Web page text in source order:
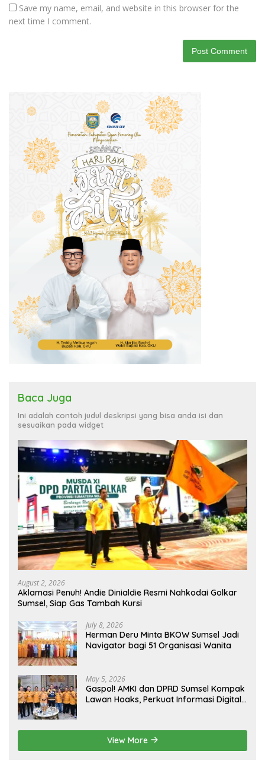
Save my name, email, and website in this browser for the
next time I comment.
Baca Juga
Ini adalah contoh judul deskripsi yang bisa anda isi dan
sesuaikan pada widget
August 2, 2026
Aklamasi Penuh! Andie Dinialdie Resmi Nahkodai Golkar
Sumsel, Siap Gas Tambah Kursi
July 8, 2026
Herman Deru Minta BKOW Sumsel Jadi
Navigator bagi 51 Organisasi Wanita
May 5, 2026
Gaspol! AMKI dan DPRD Sumsel Kompak
Lawan Hoaks, Perkuat Informasi Digital
View More